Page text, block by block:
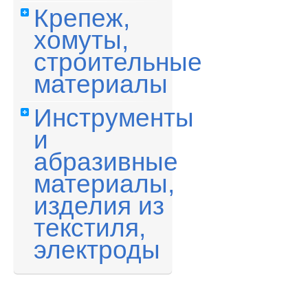
Крепеж,
хомуты,
строительные
материалы
Инструменты
и
абразивные
материалы,
изделия из
текстиля,
электроды